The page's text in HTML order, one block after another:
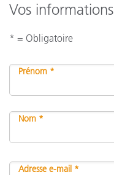
Vos informations
* = Obligatoire
Prénom *
Nom *
Adresse e-mail *